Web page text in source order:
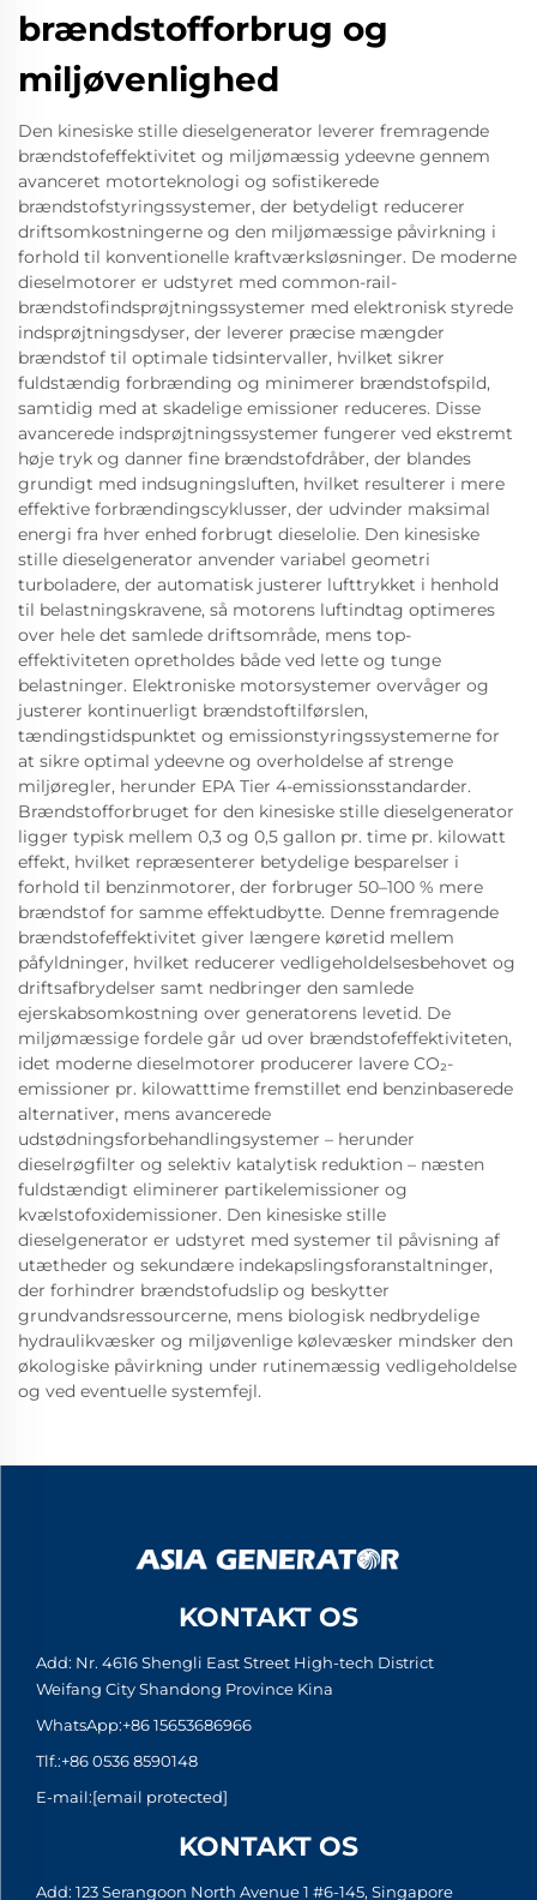
brændstofforbrug og
miljøvenlighed
Den kinesiske stille dieselgenerator leverer fremragende
brændstofeffektivitet og miljømæssig ydeevne gennem
avanceret motorteknologi og sofistikerede
brændstofstyringssystemer, der betydeligt reducerer
driftsomkostningerne og den miljømæssige påvirkning i
forhold til konventionelle kraftværksløsninger. De moderne
dieselmotorer er udstyret med common-rail-
brændstofindsprøjtningssystemer med elektronisk styrede
indsprøjtningsdyser, der leverer præcise mængder
brændstof til optimale tidsintervaller, hvilket sikrer
fuldstændig forbrænding og minimerer brændstofspild,
samtidig med at skadelige emissioner reduceres. Disse
avancerede indsprøjtningssystemer fungerer ved ekstremt
høje tryk og danner fine brændstofdråber, der blandes
grundigt med indsugningsluften, hvilket resulterer i mere
effektive forbrændingscyklusser, der udvinder maksimal
energi fra hver enhed forbrugt dieselolie. Den kinesiske
stille dieselgenerator anvender variabel geometri
turboladere, der automatisk justerer lufttrykket i henhold
til belastningskravene, så motorens luftindtag optimeres
over hele det samlede driftsområde, mens top-
effektiviteten opretholdes både ved lette og tunge
belastninger. Elektroniske motorsystemer overvåger og
justerer kontinuerligt brændstoftilførslen,
tændingstidspunktet og emissionstyringssystemerne for
at sikre optimal ydeevne og overholdelse af strenge
miljøregler, herunder EPA Tier 4-emissionsstandarder.
Brændstofforbruget for den kinesiske stille dieselgenerator
ligger typisk mellem 0,3 og 0,5 gallon pr. time pr. kilowatt
effekt, hvilket repræsenterer betydelige besparelser i
forhold til benzinmotorer, der forbruger 50–100 % mere
brændstof for samme effektudbytte. Denne fremragende
brændstofeffektivitet giver længere køretid mellem
påfyldninger, hvilket reducerer vedligeholdelsesbehovet og
driftsafbrydelser samt nedbringer den samlede
ejerskabsomkostning over generatorens levetid. De
miljømæssige fordele går ud over brændstofeffektiviteten,
idet moderne dieselmotorer producerer lavere CO₂-
emissioner pr. kilowatttime fremstillet end benzinbaserede
alternativer, mens avancerede
udstødningsforbehandlingsystemer – herunder
dieselrøgfilter og selektiv katalytisk reduktion – næsten
fuldstændigt eliminerer partikelemissioner og
kvælstofoxidemissioner. Den kinesiske stille
dieselgenerator er udstyret med systemer til påvisning af
utætheder og sekundære indekapslingsforanstaltninger,
der forhindrer brændstofudslip og beskytter
grundvandsressourcerne, mens biologisk nedbrydelige
hydraulikvæsker og miljøvenlige kølevæsker mindsker den
økologiske påvirkning under rutinemæssig vedligeholdelse
og ved eventuelle systemfejl.
KONTAKT OS
Add: Nr. 4616 Shengli East Street High-tech District
Weifang City Shandong Province Kina
WhatsApp:+86 15653686966
Tlf.:+86 0536 8590148
E-mail:[email protected]
KONTAKT OS
Add: 123 Serangoon North Avenue 1 #6-145, Singapore